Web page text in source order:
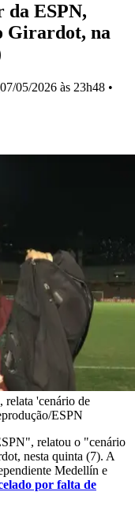
ESPN,
Girardot, na
07/05/2026 às 23h48 •
'cenário de
ESPN
relatou o "cenário
nesta quinta (7). A
Medellín e
por falta de